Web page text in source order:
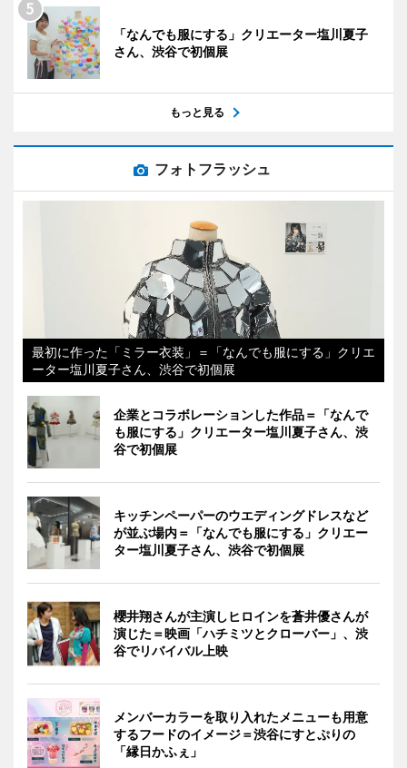
「なんでも服にする」クリエーター塩川夏子
さん、渋谷で初個展
もっと見る
フォトフラッシュ
最初に作った「ミラー衣装」＝「なんでも服にする」クリエ
ーター塩川夏子さん、渋谷で初個展
企業とコラボレーションした作品＝「なんで
も服にする」クリエーター塩川夏子さん、渋
谷で初個展
キッチンペーパーのウエディングドレスなど
が並ぶ場内＝「なんでも服にする」クリエー
ター塩川夏子さん、渋谷で初個展
櫻井翔さんが主演しヒロインを蒼井優さんが
演じた＝映画「ハチミツとクローバー」、渋
谷でリバイバル上映
メンバーカラーを取り入れたメニューも用意
するフードのイメージ＝渋谷にすとぷりの
「縁日かふぇ」